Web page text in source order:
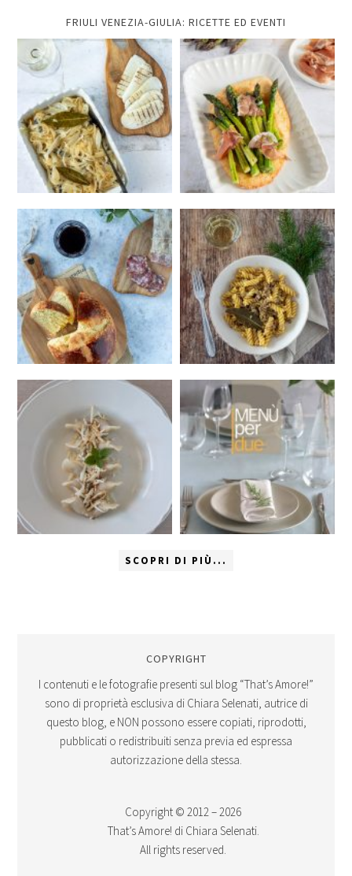
FRIULI VENEZIA-GIULIA: RICETTE ED EVENTI
SCOPRI DI PIÙ...
COPYRIGHT
I contenuti e le fotografie presenti sul blog “That’s Amore!”
sono di proprietà esclusiva di Chiara Selenati, autrice di
questo blog, e NON possono essere copiati, riprodotti,
pubblicati o redistribuiti senza previa ed espressa
autorizzazione della stessa.
Copyright © 2012 – 2026
That’s Amore! di Chiara Selenati.
All rights reserved.